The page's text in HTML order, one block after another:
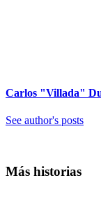
Carlos "Villada"
See author's posts
Más historias